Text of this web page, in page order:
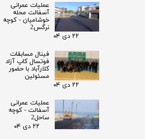
عملیات عمرانی
آسفالت محله
خوشامیان - کوچه
نرگس2
۲۲ دی ۰۴
فینال مسابقات
فوتسال کاپ آزاد
کلارآباد با حضور
مسئولین
۲۲ دی ۰۴
عملیات عمرانی
آسفالت - کوچه
ساحل2
۲۲ دی ۰۴